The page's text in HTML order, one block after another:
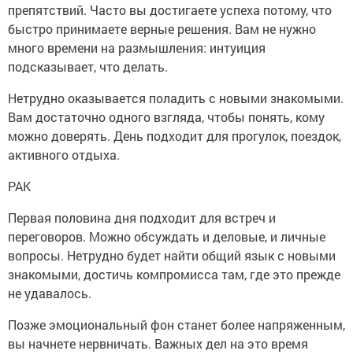
препятствий. Часто вы достигаете успеха потому, что
быстро принимаете верные решения. Вам не нужно
много времени на размышления: интуиция
подсказывает, что делать.
Нетрудно оказывается поладить с новыми знакомыми.
Вам достаточно одного взгляда, чтобы понять, кому
можно доверять. День подходит для прогулок, поездок,
активного отдыха.
РАК
Первая половина дня подходит для встреч и
переговоров. Можно обсуждать и деловые, и личные
вопросы. Нетрудно будет найти общий язык с новыми
знакомыми, достичь компромисса там, где это прежде
не удавалось.
Позже эмоциональный фон станет более напряженным,
вы начнете нервничать. Важных дел на это время